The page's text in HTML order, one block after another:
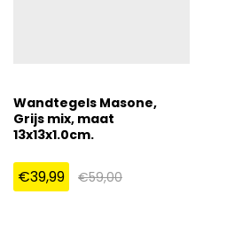
Wandtegels Masone,
Grijs mix, maat
13x13x1.0cm.
€39,99 €59,00